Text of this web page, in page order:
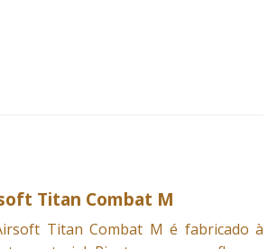
Titan Combat M
Titan Combat M é fabricado à